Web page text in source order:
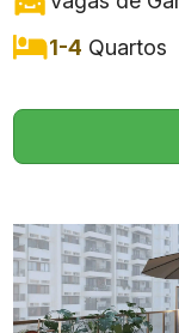
1-4 Quartos